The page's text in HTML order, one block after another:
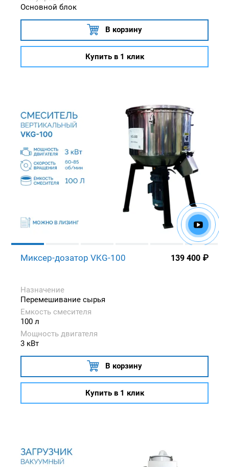
Основной блок
В корзину
Купить в 1 клик
Миксер-дозатор VKG-100 139 400 ₽
Назначение
Перемешивание сырья
Емкость смесителя
100 л
Мощность двигателя
3 кВт
В корзину
Купить в 1 клик